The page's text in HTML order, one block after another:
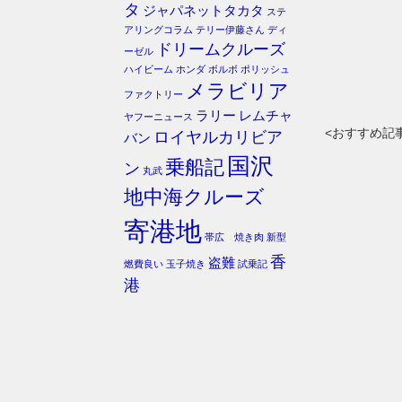
<おすすめ記
タ ジャパネットタカタ ステ
アリングコラム テリー伊藤さん ディ
ーゼル
ドリームクルーズ
ハイビーム ホンダ ボルボ ポリッシュ
ファクトリー メラビリア
ヤフーニュース ラリー レムチャ
バン ロイヤルカリビア
ン 丸武 乗船記 国沢
地中海クルーズ
寄港地 帯広 焼き肉 新型
燃費良い 玉子焼き 盗難 試乗記 香
港